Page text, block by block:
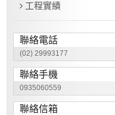
工程實績
聯絡電話
(02) 29993177
聯絡手機
0935060559
聯絡信箱